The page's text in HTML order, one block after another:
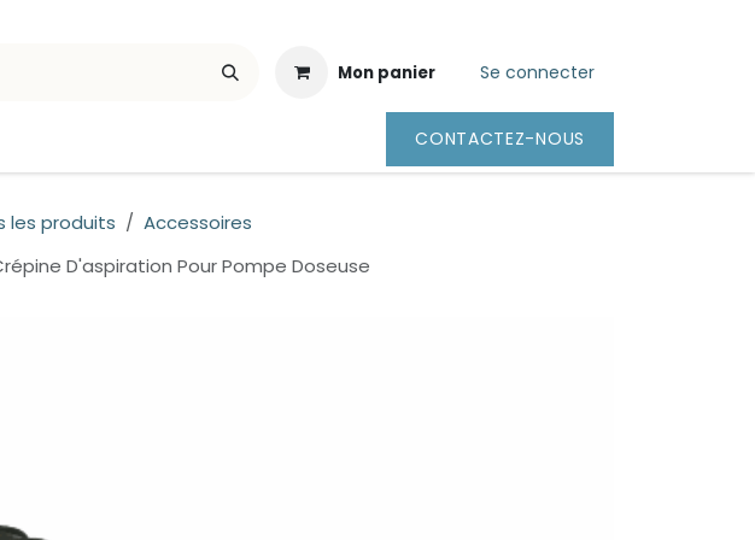
Mon panier Se connecter
CONTACTEZ-NOUS
les produits
Accessoires
D'aspiration Pour Pompe Doseuse